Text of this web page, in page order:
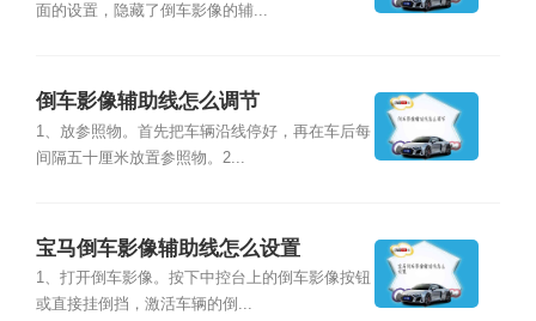
面的设置，隐藏了倒车影像的辅...
倒车影像辅助线怎么调节
1、放参照物。首先把车辆沿线停好，再在车后每
间隔五十厘米放置参照物。2...
宝马倒车影像辅助线怎么设置
1、打开倒车影像。按下中控台上的倒车影像按钮
或直接挂倒挡，激活车辆的倒...